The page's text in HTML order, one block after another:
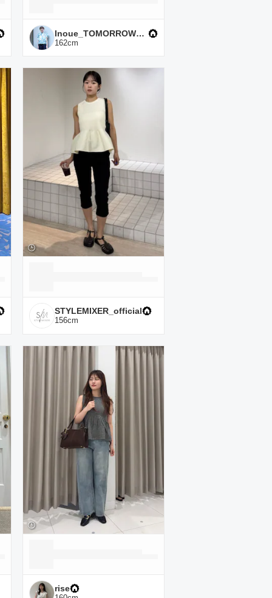
Inoue_TOMORROWLAND
162cm
STYLEMIXER_official
156cm
rise